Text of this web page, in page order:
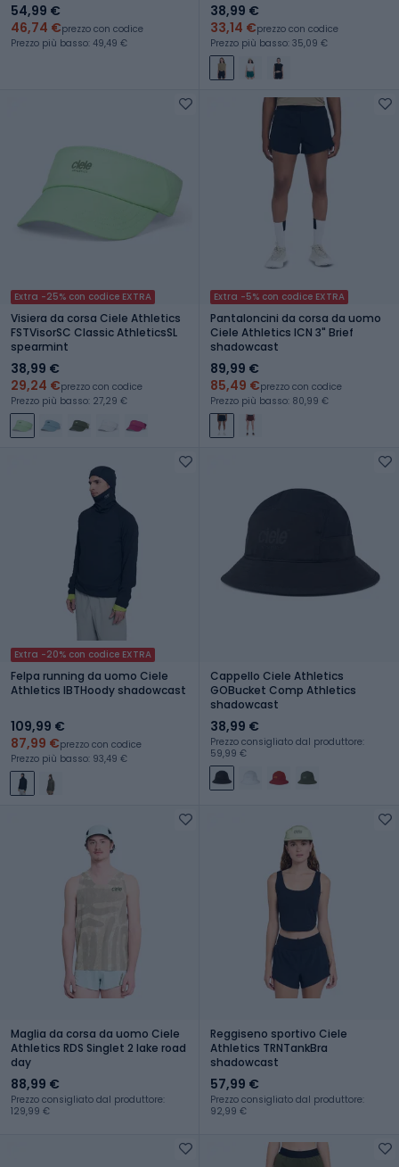
54,99 €
46,74 €prezzo con codice
Prezzo più basso: 49,49 €
38,99 €
33,14 €prezzo con codice
Prezzo più basso: 35,09 €
Extra -25% con codice EXTRA
Visiera da corsa Ciele Athletics
FSTVisorSC Classic AthleticsSL
spearmint
38,99 €
29,24 €prezzo con codice
Prezzo più basso: 27,29 €
Extra -5% con codice EXTRA
Pantaloncini da corsa da uomo
Ciele Athletics ICN 3" Brief
shadowcast
89,99 €
85,49 €prezzo con codice
Prezzo più basso: 80,99 €
Extra -20% con codice EXTRA
Felpa running da uomo Ciele
Athletics IBTHoody shadowcast
109,99 €
87,99 €prezzo con codice
Prezzo più basso: 93,49 €
Cappello Ciele Athletics
GOBucket Comp Athletics
shadowcast
38,99 €
Prezzo consigliato dal produttore:
59,99 €
Maglia da corsa da uomo Ciele
Athletics RDS Singlet 2 lake road
day
88,99 €
Prezzo consigliato dal produttore:
129,99 €
Reggiseno sportivo Ciele
Athletics TRNTankBra
shadowcast
57,99 €
Prezzo consigliato dal produttore:
92,99 €